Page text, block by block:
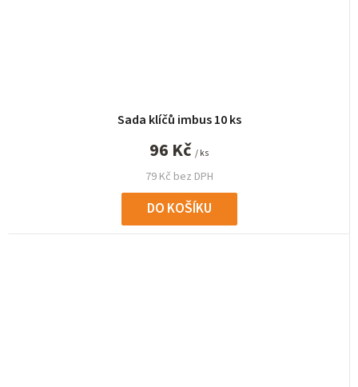
Sada klíčů imbus 10 ks
79 Kč bez DPH
96 Kč / ks
DO KOŠÍKU